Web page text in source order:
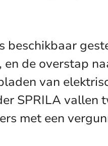
de overstap
van
SPRILA
met een